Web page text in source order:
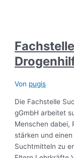
Von pugis
Die Fachstelle
gGmbH arbeitet
Menschen dabei,
stärken und
Suchtmitteln zu